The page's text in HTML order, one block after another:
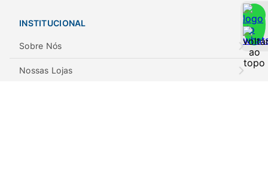
INSTITUCIONAL
Sobre Nós
Nossas Lojas